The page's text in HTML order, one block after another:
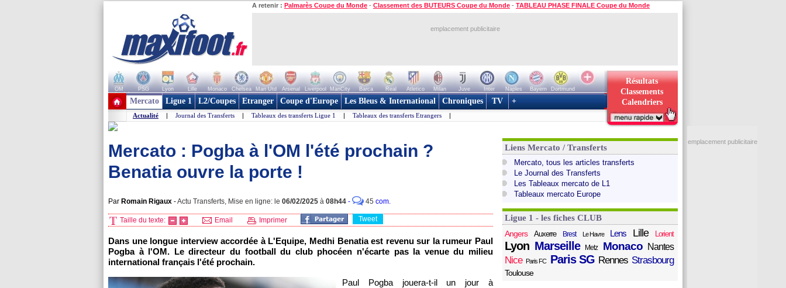
A retenir : Palmarès Coupe du Monde - Classement des BUTEURS Coupe du Monde - TABLEAU PHASE FINALE Coupe du Monde
emplacement publicitaire
OM PSG Lyon Lille Monaco Chelsea Man Utd Arsenal Liverpool ManCity Barca Real Atletico Milan Juve Inter Naples Bayern
Dortmund
+ de clubs
Résultats
Classements
Calendriers
Mercato Ligue 1 L2/Coupes Etranger Coupe d'Europe Les Bleus & International Chroniques TV +
Actualité | Journal des Transferts | Tableaux des transferts Ligue 1 | Tableaux des transferts Etrangers |
Mercato : Pogba à l'OM l'été prochain ?
Benatia ouvre la porte !
Par Romain Rigaux -Actu Transferts, Mise en ligne: le 06/02/2025 à 08h44 - 45 com.
Taille du texte: Email Imprimer Tweet
Dans une longue interview accordée à L'Equipe, Medhi Benatia est revenu sur la rumeur Paul
Pogba à l'OM. Le directeur du football du club phocéen n'écarte pas la venue du milieu
international français l'été prochain.
Paul Pogba jouera-t-il un jour à
Liens Mercato / Transferts
Mercato, tous les articles transferts
Le Journal des Transferts
Les Tableaux mercato de L1
Tableaux mercato Europe
Ligue 1 - les fiches CLUB
Angers
Auxerre Brest Le Havre Lens Lille Lorient
Lyon Marseille Metz Monaco Nantes
Nice Paris FC Paris SG Rennes Strasbourg
Toulouse
emplacement publicitaire